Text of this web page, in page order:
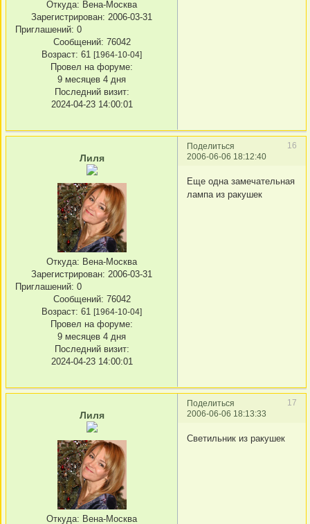
Откуда: Вена-Москва
Зарегистрирован: 2006-03-31
Приглашений: 0
Сообщений: 76042
Возраст: 61 [1964-10-04]
Провел на форуме:
9 месяцев 4 дня
Последний визит:
2024-04-23 14:00:01
Поделиться
16
2006-06-06 18:12:40
Лиля
Откуда: Вена-Москва
Зарегистрирован: 2006-03-31
Приглашений: 0
Сообщений: 76042
Возраст: 61 [1964-10-04]
Провел на форуме:
9 месяцев 4 дня
Последний визит:
2024-04-23 14:00:01
Еще одна замечательная
лампа из ракушек
Поделиться
17
2006-06-06 18:13:33
Лиля
Откуда: Вена-Москва
Светильник из ракушек